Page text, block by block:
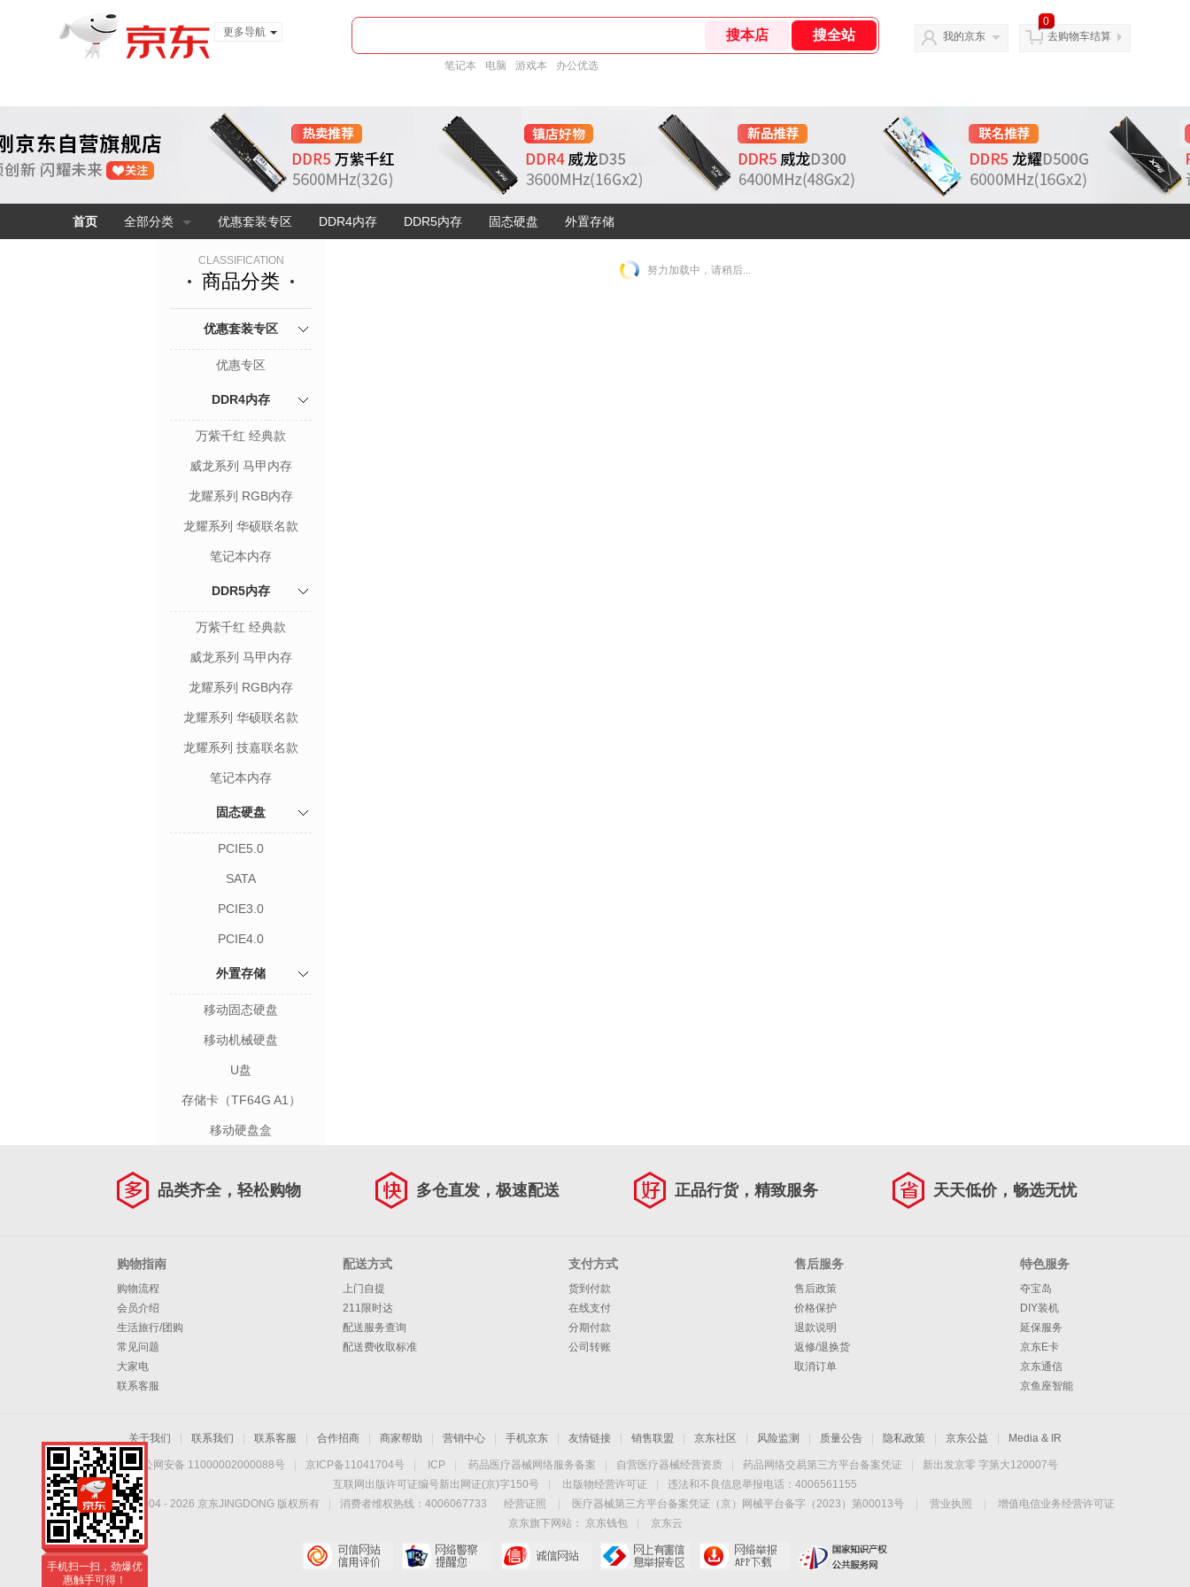
更多导航
笔记本 电脑 游戏本 办公优选
我的京东
0
去购物车结算
首页 全部分类 优惠套装专区 DDR4内存 DDR5内存 固态硬盘 外置存储
CLASSIFICATION
商品分类
优惠套装专区
优惠专区
DDR4内存
万紫千红 经典款
威龙系列 马甲内存
龙耀系列 RGB内存
龙耀系列 华硕联名款
笔记本内存
DDR5内存
万紫千红 经典款
威龙系列 马甲内存
龙耀系列 RGB内存
龙耀系列 华硕联名款
龙耀系列 技嘉联名款
笔记本内存
固态硬盘
PCIE5.0
SATA
PCIE3.0
PCIE4.0
外置存储
移动固态硬盘
移动机械硬盘
U盘
存储卡（TF64G A1）
移动硬盘盒
努力加载中，请稍后...
品类齐全，轻松购物 多仓直发，极速配送 正品行货，精致服务 天天低价，畅选无忧
购物指南
购物流程
会员介绍
生活旅行/团购
常见问题
大家电
联系客服
配送方式
上门自提
211限时达
配送服务查询
配送费收取标准
支付方式
货到付款
在线支付
分期付款
公司转账
售后服务
售后政策
价格保护
退款说明
返修/退换货
取消订单
特色服务
夺宝岛
DIY装机
延保服务
京东E卡
京东通信
京鱼座智能
关于我们 联系我们 联系客服 合作招商 商家帮助 营销中心 手机京东 友情链接 销售联盟 京东社区 风险监测 质量公告 隐私政策 京东公益 Media & IR
京公网安备 11000002000088号 京ICP备11041704号 ICP 药品医疗器械网络服务备案 自营医疗器械经营资质 药品网络交易第三方平台备案凭证
新出发京零 字第大120007号
互联网出版许可证编号新出网证(京)字150号
出版物经营许可证
违法和不良信息举报电话：4006561155
Copyright © 2004 - 2026 京东JINGDONG 版权所有 消费者维权热线：4006067733 经营证照 医疗器械第三方平台备案凭证（京）网械平台备字（2023）第00013号 营业执照
增值电信业务经营许可证
京东旗下网站：
京东钱包
京东云
手机扫一扫，劲爆优
惠触手可得！
手机扫一扫，劲爆优
惠触手可得！